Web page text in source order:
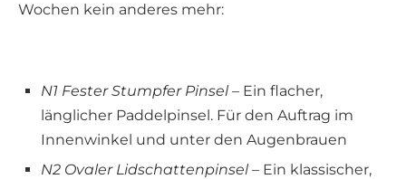
Wochen kein anderes mehr:
N1 Fester Stumpfer Pinsel– Ein flacher,
länglicher Paddelpinsel. Für den Auftrag im
Innenwinkel und unter den Augenbrauen
N2 Ovaler Lidschattenpinsel– Ein klassischer,